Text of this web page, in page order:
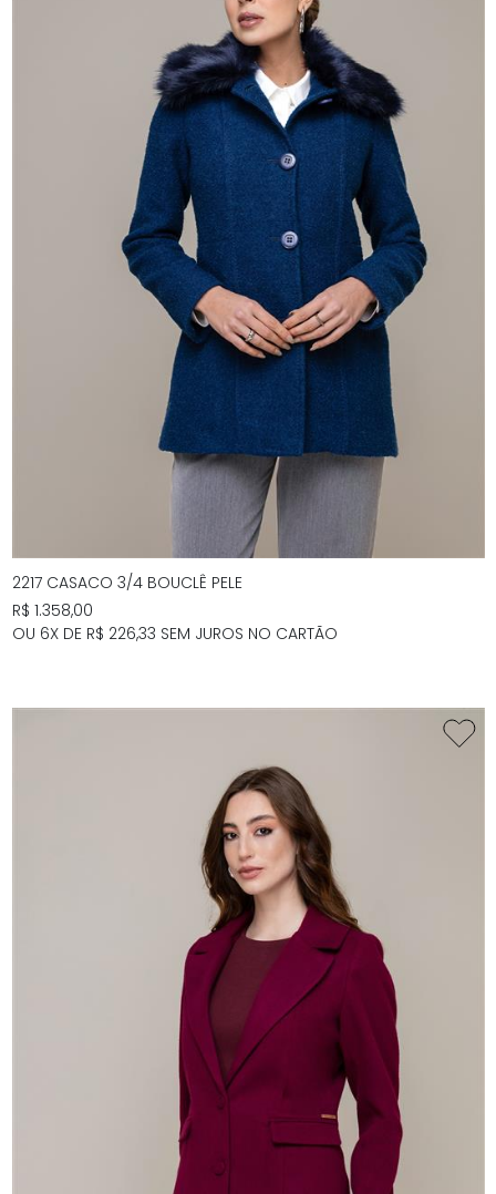
2217 CASACO 3/4 BOUCLÊ PELE
R$ 1.358,00
OU 6X DE R$ 226,33 SEM JUROS NO CARTÃO